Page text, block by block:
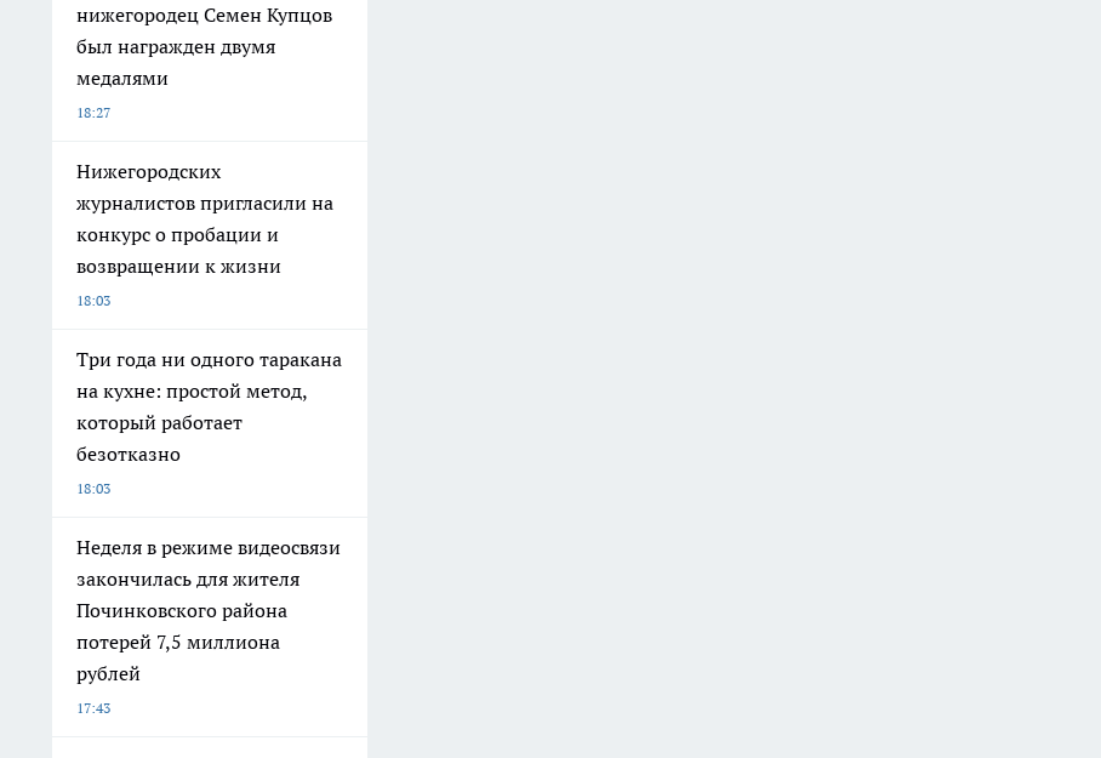
нижегородец Семен Купцов
был награжден двумя
медалями
18:27
Нижегородских
журналистов пригласили на
конкурс о пробации и
возвращении к жизни
18:03
Три года ни одного таракана
на кухне: простой метод,
который работает
безотказно
18:03
Неделя в режиме видеосвязи
закончилась для жителя
Починковского района
потерей 7,5 миллиона
рублей
17:43